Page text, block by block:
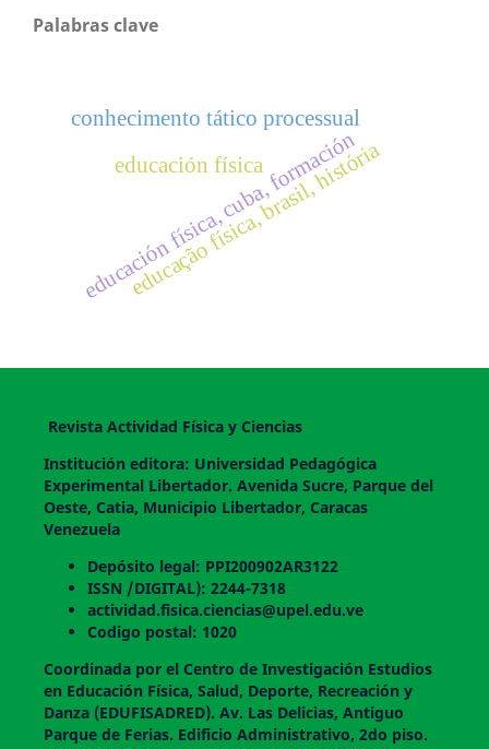
Palabras clave
educación física
educación física, cuba, formación
educação física, brasil, história
conhecimento tático processual
Revista Actividad Física y Ciencias
Institución editora: Universidad Pedagógica
Experimental Libertador. Avenida Sucre, Parque del
Oeste, Catia, Municipio Libertador, Caracas
Venezuela
Depósito legal: PPI200902AR3122
ISSN /DIGITAL): 2244-7318
actividad.fisica.ciencias@upel.edu.ve
Codigo postal: 1020
Coordinada por el Centro de Investigación Estudios
en Educación Física, Salud, Deporte, Recreación y
Danza (EDUFISADRED). Av. Las Delicias, Antiguo
Parque de Ferias. Edificio Administrativo, 2do piso.